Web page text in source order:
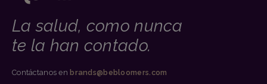
La salud, como nunca
te la han contado.
Contáctanos en brands@bebloomers.com